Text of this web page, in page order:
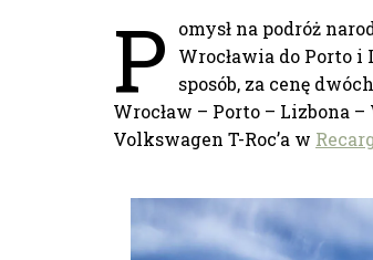
P
omysł na podróż
Wrocławia do Porto
sposób, za cenę
Wrocław – Porto – Lizbona
Volkswagen T-Roc’a w